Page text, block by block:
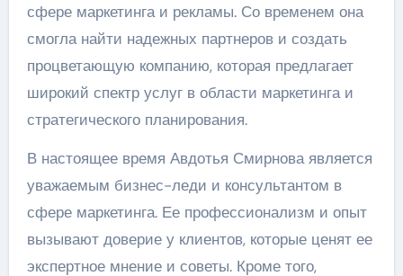
сфере маркетинга и рекламы. Со временем она
смогла найти надежных партнеров и создать
процветающую компанию, которая предлагает
широкий спектр услуг в области маркетинга и
стратегического планирования.
В настоящее время Авдотья Смирнова является
уважаемым бизнес-леди и консультантом в
сфере маркетинга. Ее профессионализм и опыт
вызывают доверие у клиентов, которые ценят ее
экспертное мнение и советы. Кроме того,